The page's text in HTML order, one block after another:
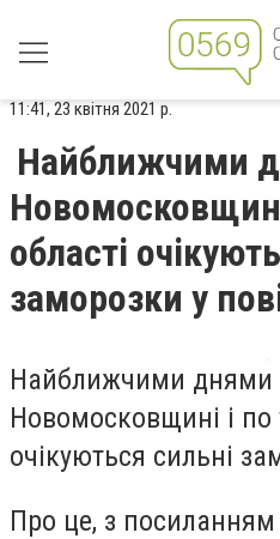
11:41, 23 квітня 2021 р.
Найближчими
області
заморозки у
Найближчими днями
Новомосковщині і по
очікуються сильні
Про це, з